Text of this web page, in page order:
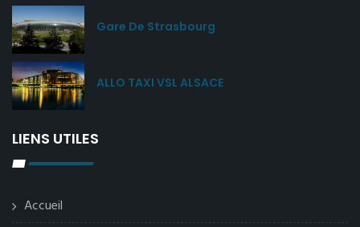
Gare De Strasbourg
ALLO TAXI VSL ALSACE
LIENS UTILES
Accueil